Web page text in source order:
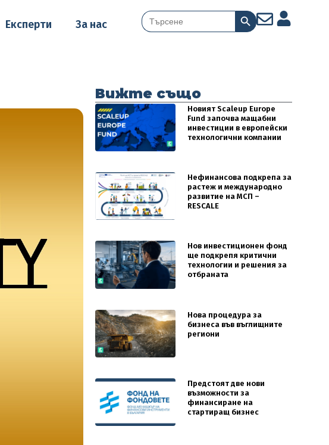
Експерти За нас
Search
for:
Search Button
Вижте също
Новият Scaleup Europe
Fund започва мащабни
инвестиции в европейски
технологични компании
Нефинансова подкрепа за
растеж и международно
развитие на МСП –
RESCALE
Нов инвестиционен фонд
ще подкрепя критични
технологии и решения за
отбраната
Нова процедура за
бизнеса във въглищните
региони
Предстоят две нови
възможности за
финансиране на
стартиращ бизнес